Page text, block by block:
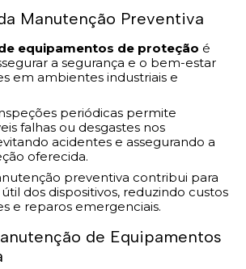
Manutenção Preventiva
equipamentos de proteção é
a segurança e o bem-estar
em ambientes industriais e
periódicas permite
falhas ou desgastes nos
acidentes e assegurando a
oferecida.
preventiva contribui para
dos dispositivos, reduzindo custos
e reparos emergenciais.
de Equipamentos